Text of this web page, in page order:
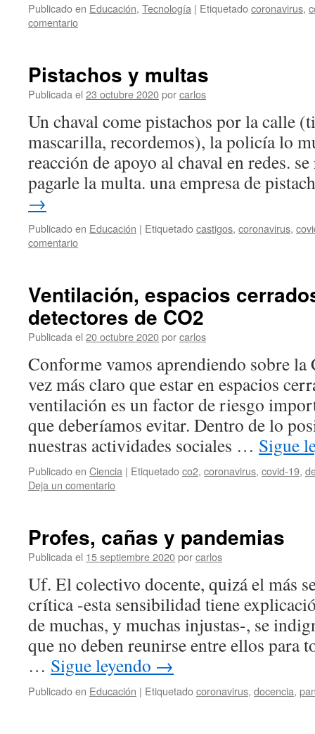
Publicado en Educación, Tecnología | Etiquetadocoronavirus,
comentario
Pistachos y multas
Publicada el 23 octubre 2020porcarlos
Un chaval come pistachos por la calle
mascarilla, recordemos), la policía lo
reacción de apoyo al chaval en redes.
pagarle la multa. una empresa de
→
Publicado en Educación | Etiquetadocastigos, coronavirus,
comentario
Ventilación, espacios
detectores de CO2
Publicada el 20 octubre 2020porcarlos
Conforme vamos aprendiendo sobre la
vez más claro que estar en espacios
ventilación es un factor de riesgo
que deberíamos evitar. Dentro de lo
nuestras actividades sociales … Sigue
Publicado en Ciencia | Etiquetadoco2, coronavirus, covid-19,
Deja un comentario
Profes, cañas y pandemias
Publicada el 15 septiembre 2020porcarlos
Uf. El colectivo docente, quizá el más
crítica -esta sensibilidad tiene
de muchas, y muchas injustas-, se
que no deben reunirse entre ellos para
… Sigue leyendo →
Publicado en Educación | Etiquetadocoronavirus, docencia,